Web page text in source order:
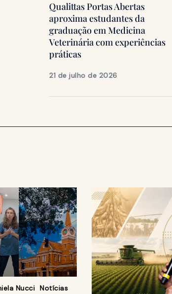
Qualittas Portas Abertas
aproxima estudantes da
graduação em Medicina
Veterinária com experiências
práticas
21 de julho de 2026
Nucci Notícias